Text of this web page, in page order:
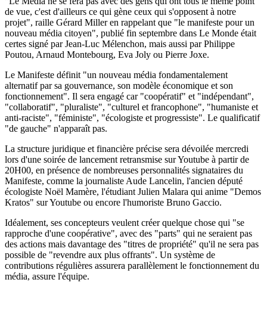
de vue, c'est d'ailleurs ce qui gène ceux qui s'opposent à notre
projet", raille Gérard Miller en rappelant que "le manifeste pour un
nouveau média citoyen", publié fin septembre dans Le Monde était
certes signé par Jean-Luc Mélenchon, mais aussi par Philippe
Poutou, Arnaud Montebourg, Eva Joly ou Pierre Joxe.
Le Manifeste définit "un nouveau média fondamentalement
alternatif par sa gouvernance, son modèle économique et son
fonctionnement". Il sera engagé car "coopératif" et "indépendant",
"collaboratif", "pluraliste", "culturel et francophone", "humaniste et
anti-raciste", "féministe", "écologiste et progressiste". Le qualificatif
"de gauche" n'apparaît pas.
La structure juridique et financière précise sera dévoilée mercredi
lors d'une soirée de lancement retransmise sur Youtube à partir de
20H00, en présence de nombreuses personnalités signataires du
Manifeste, comme la journaliste Aude Lancelin, l'ancien député
écologiste Noël Mamère, l'étudiant Julien Malara qui anime "Demos
Kratos" sur Youtube ou encore l'humoriste Bruno Gaccio.
Idéalement, ses concepteurs veulent créer quelque chose qui "se
rapproche d'une coopérative", avec des "parts" qui ne seraient pas
des actions mais davantage des "titres de propriété" qu'il ne sera pas
possible de "revendre aux plus offrants". Un système de
contributions régulières assurera parallèlement le fonctionnement du
média, assure l'équipe.